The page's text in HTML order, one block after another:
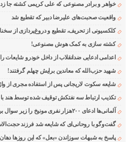
خواهر و برادر مصنوعی که علی کریمی کشته جا
واقعیت صحبت‌های علیرضا دبیر که تقطیع شد
کلکسیونی از تحریف، تقطیع و دروغ‌پردازی از
کشته سازی به کمک هوش مصنوعی!
اعدامی ادعایی ضدانقلاب از داخل خودرو شایعات
شهید حزب‌الله که معاندین برایش چهلم گرفتند!
شایعه سکوت لاریجانی پس از استفاده مجری از
تکذیب ارتباط سه نفتکش توقیف شده توسط هند با
آلمانی‌ها ادعای ۲۰۰هزار نفری مونیخ را زیر سوال بردند
گفت‌وگو با روحانی‌ای که شایعه شد فرزند
پاسخ به شبهات سوزاندن «بعل» که این روزها